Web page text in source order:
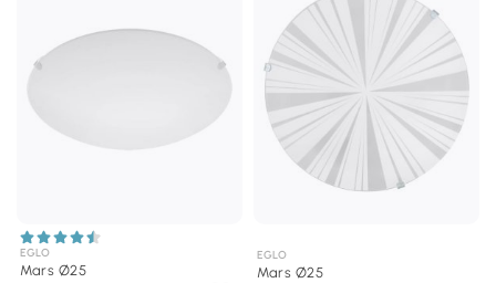
EGLO
Mars Ø25
EGLO
Mars Ø25